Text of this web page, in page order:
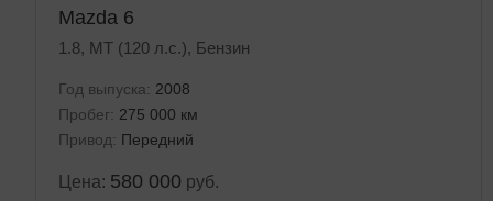
Mazda 6
1.8, MT (120 л.с.), Бензин
Год выпуска: 2008
Пробег: 275 000 км
Привод: Передний
Цена: 580 000 руб.